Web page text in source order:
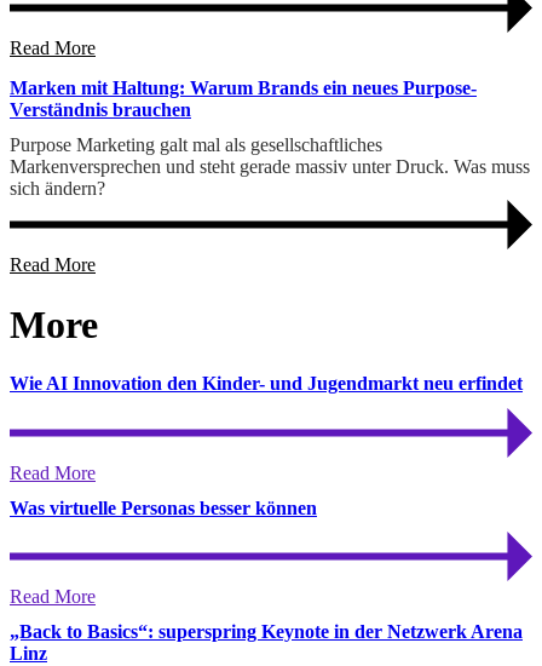
Read More
Marken mit Haltung: Warum Brands ein neues Purpose-
Verständnis brauchen
Purpose Marketing galt mal als gesellschaftliches
Markenversprechen und steht gerade massiv unter Druck. Was muss
sich ändern?
Read More
More
Wie AI Innovation den Kinder- und Jugendmarkt neu erfindet
Read More
Was virtuelle Personas besser können
Read More
„Back to Basics“: superspring Keynote in der Netzwerk Arena
Linz